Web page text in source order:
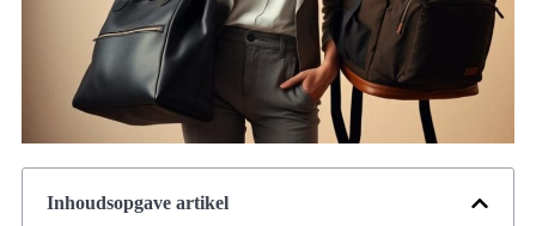
Inhoudsopgave artikel